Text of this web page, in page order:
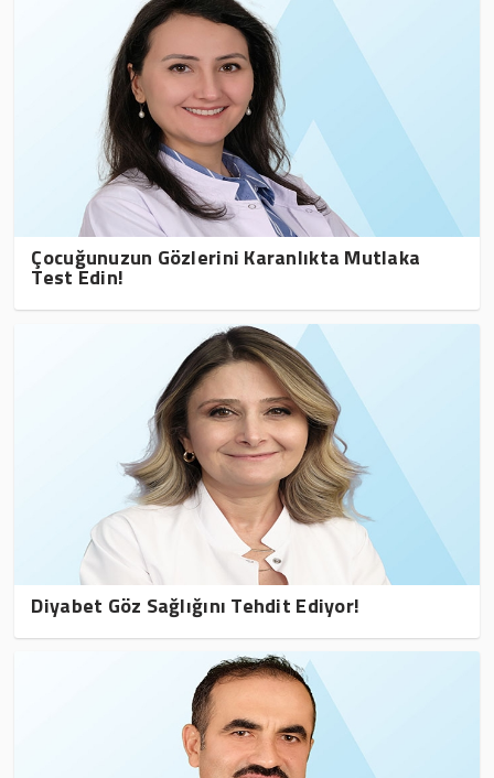
Çocuğunuzun Gözlerini Karanlıkta Mutlaka
Test Edin!
Diyabet Göz Sağlığını Tehdit Ediyor!